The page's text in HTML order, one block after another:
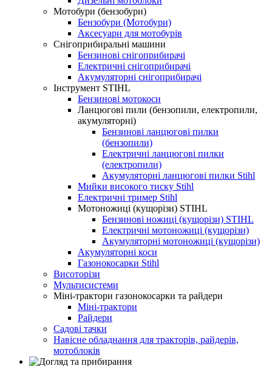
Мотобури (бензобури)
Бензобури (Мотобури)
Аксесуари для мотобурів
Снігоприбиральні машини
Бензинові снігоприбирачі
Електричні снігоприбирачі
Акумуляторні снігоприбирачі
Інструмент STIHL
Бензинові мотокоси
Ланцюгові пили (бензопили, електропили,
акумуляторні)
Бензинові ланцюгові пилки
(бензопили)
Електричні ланцюгові пилки
(електропили)
Акумуляторні ланцюгові пилки Stihl
Мийки високого тиску Stihl
Електричні тример Stihl
Мотоножиці (кущорізи) STIHL
Бензинові ножиці (кущорізи) STIHL
Електричні мотоножиці (кущорізи)
Акумуляторні мотоножиці (кущорізи)
Акумуляторні коси
Газонокосарки Stihl
Висоторізи
Мультисистеми
Міні-трактори газонокосарки та райдери
Міні-трактори
Райдери
Садові тачки
Навісне обладнання для тракторів, райдерів,
мотоблоків